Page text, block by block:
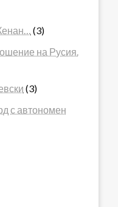
(3)
на Русия.
(3)
с автономен